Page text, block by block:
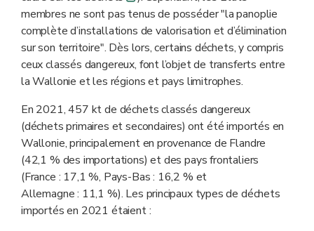
membres ne sont pas tenus de posséder "la panoplie
complète d’installations de valorisation et d’élimination
sur son territoire". Dès lors, certains déchets, y compris
ceux classés dangereux, font l’objet de transferts entre
la Wallonie et les régions et pays limitrophes.
En 2021, 457 kt de déchets classés dangereux
(déchets primaires et secondaires) ont été importés en
Wallonie, principalement en provenance de Flandre
(42,1 % des importations) et des pays frontaliers
(France : 17,1 %, Pays-Bas : 16,2 % et
Allemagne : 11,1 %). Les principaux types de déchets
importés en 2021 étaient :